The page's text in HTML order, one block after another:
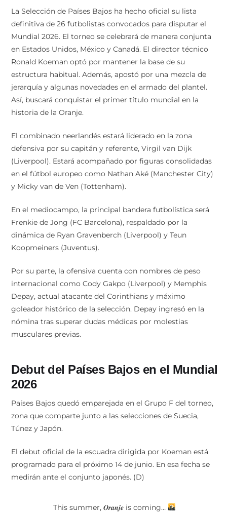
La Selección de Países Bajos ha hecho oficial su lista
definitiva de 26 futbolistas convocados para disputar el
Mundial 2026. El torneo se celebrará de manera conjunta
en Estados Unidos, México y Canadá. El director técnico
Ronald Koeman optó por mantener la base de su
estructura habitual. Además, apostó por una mezcla de
jerarquía y algunas novedades en el armado del plantel.
Así, buscará conquistar el primer título mundial en la
historia de la Oranje.
El combinado neerlandés estará liderado en la zona
defensiva por su capitán y referente, Virgil van Dijk
(Liverpool). Estará acompañado por figuras consolidadas
en el fútbol europeo como Nathan Aké (Manchester City)
y Micky van de Ven (Tottenham).
En el mediocampo, la principal bandera futbolística será
Frenkie de Jong (FC Barcelona), respaldado por la
dinámica de Ryan Gravenberch (Liverpool) y Teun
Koopmeiners (Juventus).
Por su parte, la ofensiva cuenta con nombres de peso
internacional como Cody Gakpo (Liverpool) y Memphis
Depay, actual atacante del Corinthians y máximo
goleador histórico de la selección. Depay ingresó en la
nómina tras superar dudas médicas por molestias
musculares previas.
Debut del Países Bajos en el Mundial
2026
Países Bajos quedó emparejada en el Grupo F del torneo,
zona que comparte junto a las selecciones de Suecia,
Túnez y Japón.
El debut oficial de la escuadra dirigida por Koeman está
programado para el próximo 14 de junio. En esa fecha se
medirán ante el conjunto japonés. (D)
This summer, 𝑶𝒓𝒂𝒏𝒋𝒆 is coming…